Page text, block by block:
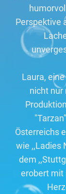
Perspektive
Laura,
nicht nur
Österreichs
wie ,,Ladies
dem
erobert mit